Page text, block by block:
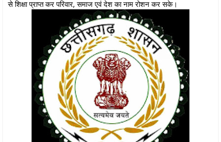
से शिक्षा प्राप्त कर परिवार, समाज एवं देश का नाम रोशन कर सके।